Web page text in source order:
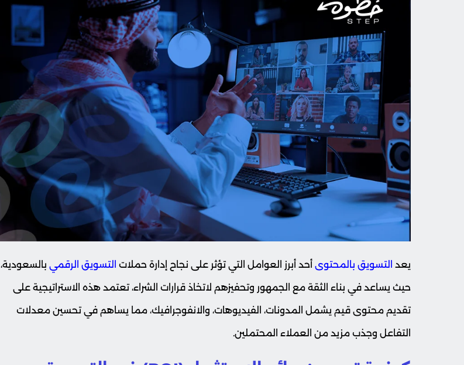
يعد التسويق بالمحتوى أحد أبرز العوامل التي تؤثر على نجاح إدارة حملات التسويق الرقمي بالسعودية،
حيث يساعد في بناء الثقة مع الجمهور وتحفيزهم لاتخاذ قرارات الشراء، تعتمد هذه الاستراتيجية على
تقديم محتوى قيم يشمل المدونات، الفيديوهات، والانفوجرافيك، مما يساهم في تحسين معدلات
التفاعل وجذب مزيد من العملاء المحتملين.